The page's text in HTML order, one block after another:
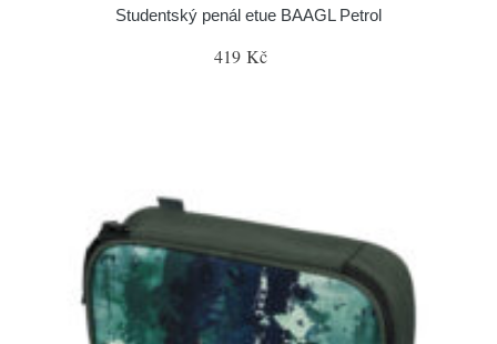
Studentský penál etue BAAGL Petrol
419 Kč